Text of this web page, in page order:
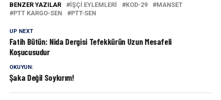
BENZER YAZILAR IŞÇI EYLEMLERI KOD-29
MANSET
PTT KARGO-SEN
PTT-SEN
UP NEXT
Fatih Bütün: Nida Dergisi Tefekkürün Uzun Mesafeli
Koşucusudur
OKUYUN:
Şaka Değil Soykırım!